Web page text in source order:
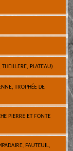
PLATEAU)
TROPHÉE DE
PIERRE ET FONTE
FAUTEUIL,